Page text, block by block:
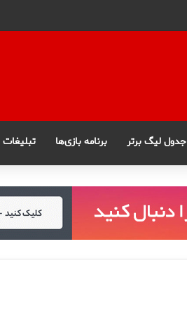
جدول لیگ برتر برنامه بازی‌ها تبلیغات